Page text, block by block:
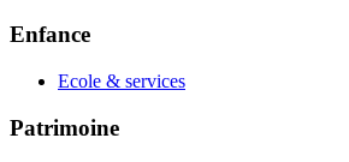
Enfance
Ecole & services
Patrimoine